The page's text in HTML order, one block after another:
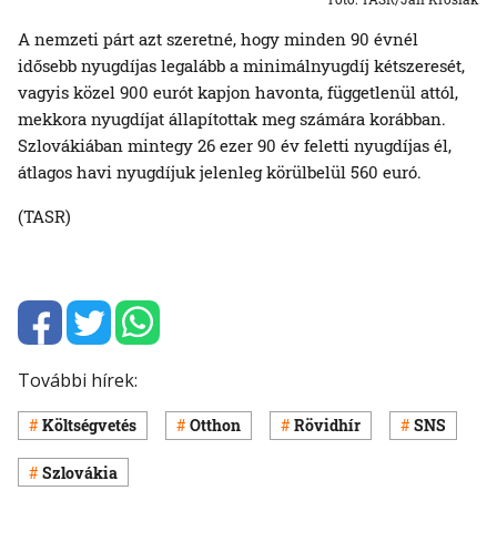
A nemzeti párt azt szeretné, hogy minden 90 évnél
idősebb nyugdíjas legalább a minimálnyugdíj kétszeresét,
vagyis közel 900 eurót kapjon havonta, függetlenül attól,
mekkora nyugdíjat állapítottak meg számára korábban.
Szlovákiában mintegy 26 ezer 90 év feletti nyugdíjas él,
átlagos havi nyugdíjuk jelenleg körülbelül 560 euró.
(TASR)
További hírek:
Költségvetés Otthon Rövidhír SNS
Szlovákia